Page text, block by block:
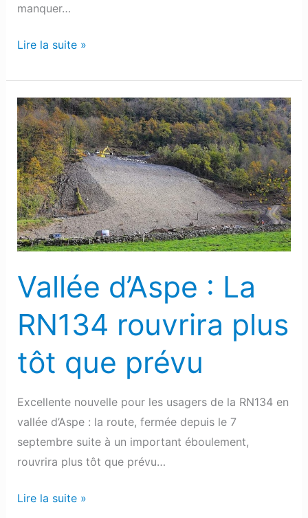
manquer…
Lire la suite »
Vallée d’Aspe : La
RN134 rouvrira plus
tôt que prévu
Excellente nouvelle pour les usagers de la RN134 en
vallée d’Aspe : la route, fermée depuis le 7
septembre suite à un important éboulement,
rouvrira plus tôt que prévu…
Vallée
d’Aspe
:
La
RN134
rouvrira
plus
tôt
prévu
Lire la suite »